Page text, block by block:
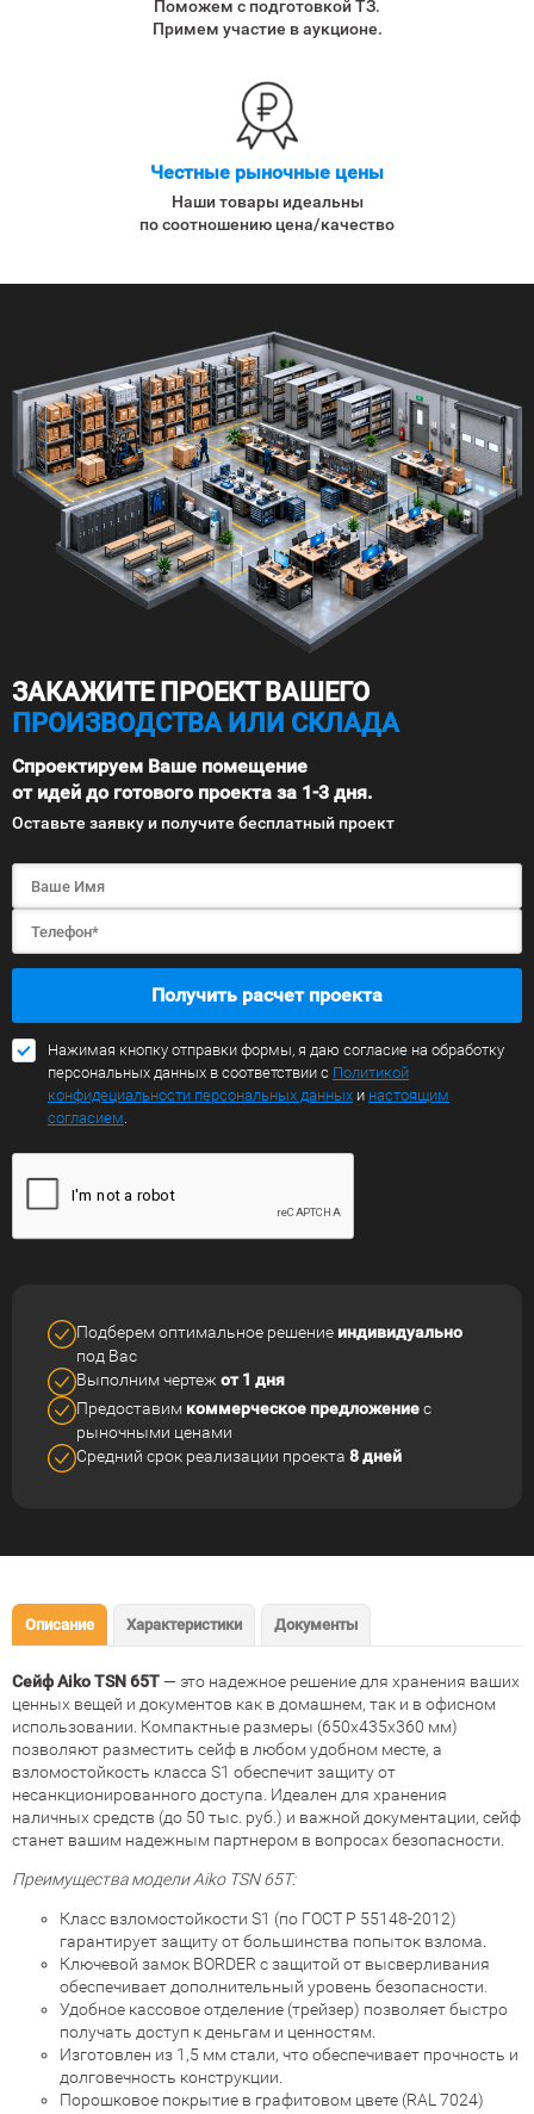
Поможем с подготовкой ТЗ.
Примем участие в аукционе.
Честные рыночные цены
Наши товары идеальны
по соотношению цена/качество
ЗАКАЖИТЕ ПРОЕКТ ВАШЕГО
ПРОИЗВОДСТВА ИЛИ СКЛАДА
Спроектируем Ваше помещение
от идей до готового проекта за 1-3 дня.
Оставьте заявку и получите бесплатный проект
Получить расчет проекта
Нажимая кнопку отправки формы, я даю согласие на обработку
персональных данных в соответствии с Политикой
конфидециальности персональных данных и настоящим
согласием
Подберем оптимальное решение индивидуально
под Вас
Выполним чертеж от 1 дня
Предоставим коммерческое предложениес
рыночными ценами
Средний срок реализации проекта 8 дней
Описание Характеристики Документы
Сейф Aiko TSN 65T— это надежное решение для хранения ваших
ценных вещей и документов как в домашнем, так и в офисном
использовании. Компактные размеры (650x435x360 мм)
позволяют разместить сейф в любом удобном месте, а
взломостойкость класса S1 обеспечит защиту от
несанкционированного доступа. Идеален для хранения
наличных средств (до 50 тыс. руб.) и важной документации, сейф
станет вашим надежным партнером в вопросах безопасности.
Преимущества модели Aiko TSN 65T:
Класс взломостойкости S1 (по ГОСТ Р 55148-2012)
гарантирует защиту от большинства попыток взлома.
Ключевой замок BORDER с защитой от высверливания
обеспечивает дополнительный уровень безопасности.
Удобное кассовое отделение (трейзер) позволяет быстро
получать доступ к деньгам и ценностям.
Изготовлен из 1,5 мм стали, что обеспечивает прочность и
долговечность конструкции.
Порошковое покрытие в графитовом цвете (RAL 7024)